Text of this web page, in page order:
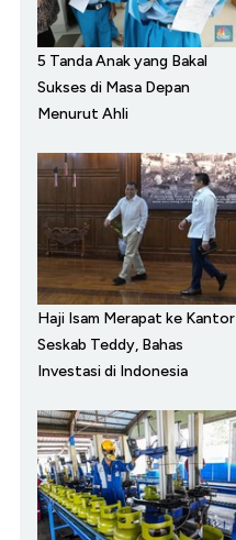
5 Tanda Anak yang Bakal
Sukses di Masa Depan
Menurut Ahli
Haji Isam Merapat ke Kantor
Seskab Teddy, Bahas
Investasi di Indonesia